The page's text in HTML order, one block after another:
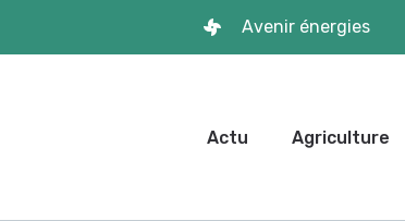
Avenir énergies
Actu Agriculture